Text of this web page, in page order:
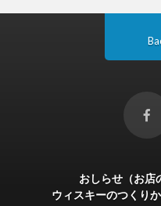
おしらせ（お店
ウィスキーのつくり